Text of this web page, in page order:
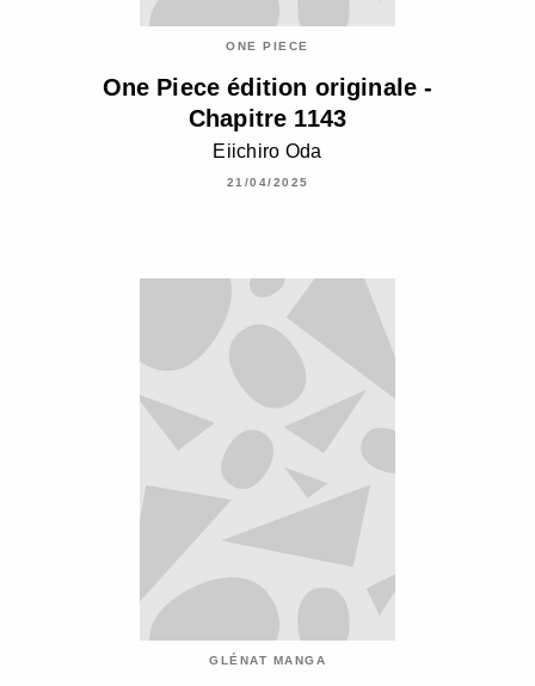
ONE PIECE
One Piece édition originale -
Chapitre 1143
Eiichiro Oda
21/04/2025
GLÉNAT MANGA